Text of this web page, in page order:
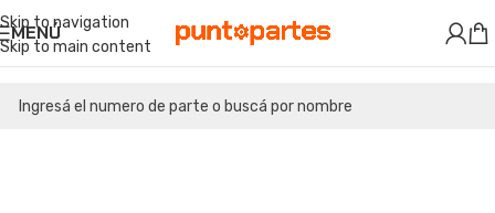
Skip to navigation
Skip to main content
MENÚ